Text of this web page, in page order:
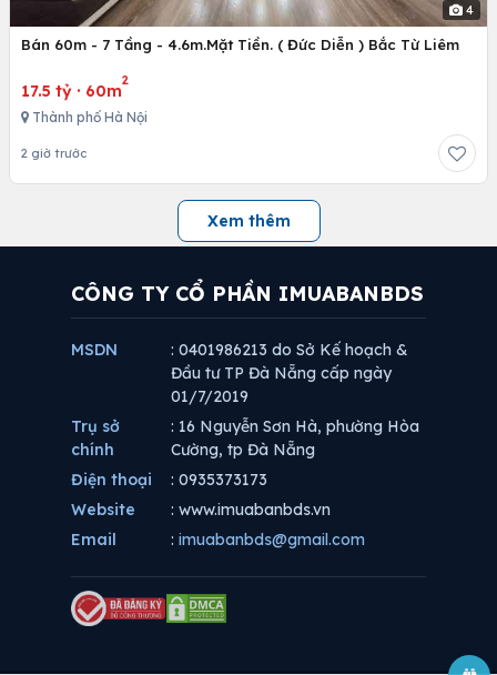
4
Bán 60m - 7 Tầng - 4.6m.Mặt Tiền. ( Đức Diễn ) Bắc Từ Liêm
17.5 tỷ · 60m
2
Thành phố Hà Nội
2 giờ trước
Xem thêm
CÔNG TY CỔ PHẦN IMUABANBDS
MSDN
: 0401986213 do Sở Kế hoạch &
Đầu tư TP Đà Nẵng cấp ngày
01/7/2019
Trụ sở
chính
: 16 Nguyễn Sơn Hà, phường Hòa
Cường, tp Đà Nẵng
Điện thoại
: 0935373173
Website
: www.imuabanbds.vn
Email
: imuabanbds@gmail.com